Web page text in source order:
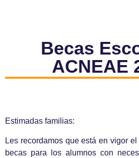
Becas
ACNEAE
Estimadas familias:
Les recordamos que está en vigor
becas para los alumnos con